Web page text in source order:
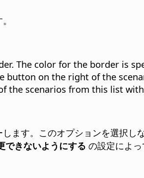
The color for the border is
button on the right of the
the scenarios from this list
ます。このオプションを選択し
できないようにする の設定によっ